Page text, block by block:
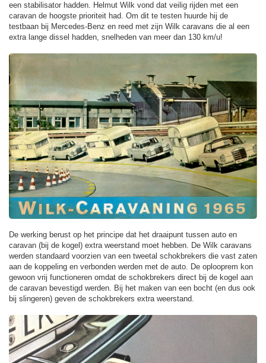
een stabilisator hadden. Helmut Wilk vond dat veilig rijden met een
caravan de hoogste prioriteit had. Om dit te testen huurde hij de
testbaan bij Mercedes-Benz en reed met zijn Wilk caravans die al een
extra lange dissel hadden, snelheden van meer dan 130 km/u!
De werking berust op het principe dat het draaipunt tussen auto en
caravan (bij de kogel) extra weerstand moet hebben. De Wilk caravans
werden standaard voorzien van een tweetal schokbrekers die vast zaten
aan de koppeling en verbonden werden met de auto. De oplooprem kon
gewoon vrij functioneren omdat de schokbrekers direct bij de kogel aan
de caravan bevestigd werden. Bij het maken van een bocht (en dus ook
bij slingeren) geven de schokbrekers extra weerstand.